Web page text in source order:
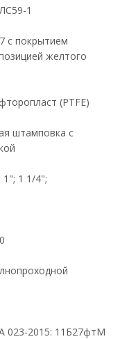
1
с покрытием
желтого
(PTFE)
штамповка с
1"; 1 1/4";
023-2015: 11Б27фтМ